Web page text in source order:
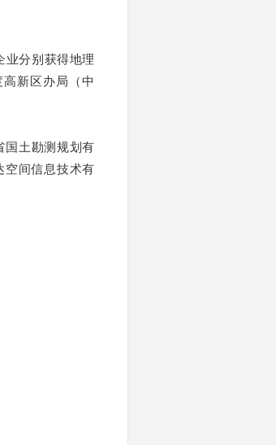
业分别获得地理
新区办局（中
国土勘测规划有
空间信息技术有